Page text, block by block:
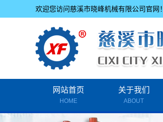
欢迎您访问慈溪市晓峰机械有限公司官网！
网站首页
HOME
关于我们
ABOUT